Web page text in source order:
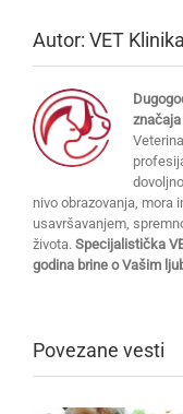
Autor: VET
nivo obrazovanja, mora
usavršavanjem,
života. Specijalistička
godina brine o Vašim
Povezane vesti